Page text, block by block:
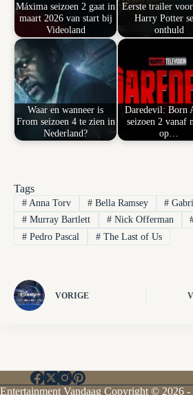
Máxima seizoen 2 gaat in
maart 2026 van start bij
Videoland
Eerste trailer
Harry Potter
onthuld
Waar en wanneer is
From seizoen 4 te zien in
Nederland?
Daredevil: Born
seizoen 2 vanaf
op…
Tags
#Anna Torv #Bella Ramsey #
#Murray Bartlett #Nick Offerman
#Pedro Pascal #The Last of Us
VORIGE
Entertainment Vandaag Copyright © 2026 -